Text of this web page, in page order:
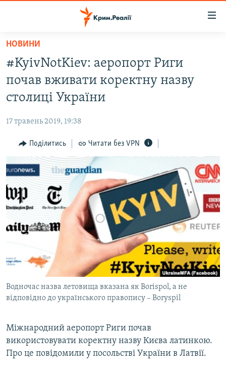
Перейти
основного
матеріалу
до
основної
навігації
Перейти
до
пошуку
ВОДА.КРИМ
ВІДЕО ТА ФОТО
БЛОГИ
ПОГЛЯД
ІНТЕРВ'Ю
ВСЕ ЗА ДЕНЬ
СПЕЦПРОЕКТИ
ВІДЕОУРОКИ «ELIFBE»
СВІДЧЕННЯ ОКУПАЦІЇ
УКРАЇНСЬКА ПРОБЛЕМА КРИМУ
ІНФОГРАФІКА
ЯК ОБІЙТИ БЛОКУВАННЯ
Qırımtatar
ДОЛУЧАЙСЯ!
Усі сайти RFE/RL
НОВИНИ
#KyivNotKiev: аеропорт Риги
почав вживати коректну назву
столиці України
17 травень 2019, 19:38
Поділитись Читати без VPN
Водночас назва летовища вказана як Borispol, а не
відповідно до українського правопису – Boryspil
Міжнародний аеропорт Риги почав
використовувати коректну назву Києва латинкою.
Про це повідомили у посольстві України в Латвії.